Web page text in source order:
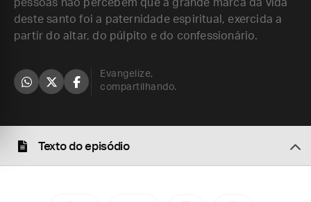
pessoas não percebem que a grande marca da vida
deste santo foi a paternidade espiritual, exercida a
partir do altar, do púlpito e do confessionário.
Evangelize,
compartilhando.
Texto do episódio